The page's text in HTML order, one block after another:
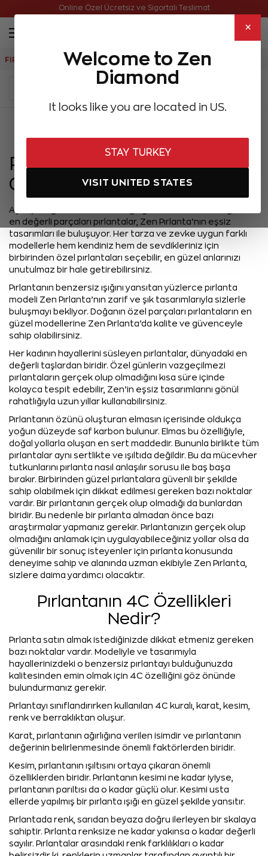
×
Welcome to Zen
Diamond
It looks like you are located in US.
STAY TURKEY
VISIT UNITED STATES
Online Özel Ücretsiz ve Sigortalı Teslimat
FIRSATLAR Aynı Gün Kargo Çok Satanlar Hediye Önerileri
Pırlantamın Gerçek Olup
Olmadığını Nasıl Anlarım?
Aşkın, sevginin ve sonsuz bağlılığın sembolü olan doğanın
en değerli parçaları pırlantalar, Zen Pırlanta’nın eşsiz
tasarımları ile buluşuyor. Her tarza ve zevke uygun farklı
modellerle hem kendiniz hem de sevdikleriniz için
birbirinden özel pırlantaları seçebilir, en güzel anlarınızı
unutulmaz bir hale getirebilirsiniz.
Pırlantanın benzersiz ışığını yansıtan yüzlerce pırlanta
modeli Zen Pırlanta’nın zarif ve şık tasarımlarıyla sizlerle
buluşmayı bekliyor. Doğanın özel parçaları pırlantaların en
güzel modellerine Zen Pırlanta’da kalite ve güvenceyle
sahip olabilirsiniz.
Her kadının hayallerini süsleyen pırlantalar, dünyadaki en
değerli taşlardan biridir. Özel günlerin vazgeçilmezi
pırlantaların gerçek olup olmadığını kısa süre içinde
kolayca tespit edebilir, Zen’in eşsiz tasarımlarını gönül
rahatlığıyla uzun yıllar kullanabilirsiniz.
Pırlantanın özünü oluşturan elmasın içerisinde oldukça
yoğun düzeyde saf karbon bulunur. Elmas bu özelliğiyle,
doğal yollarla oluşan en sert maddedir. Bununla birlikte tüm
pırlantalar aynı sertlikte ve ışıltıda değildir. Bu da mücevher
tutkunlarını pırlanta nasıl anlaşılır sorusu ile baş başa
bırakır. Birbirinden güzel pırlantalara güvenli bir şekilde
sahip olabilmek için dikkat edilmesi gereken bazı noktalar
vardır. Bir pırlantanın gerçek olup olmadığı da bunlardan
biridir. Bu nedenle bir pırlanta almadan önce bazı
araştırmalar yapmanız gerekir. Pırlantanızın gerçek olup
olmadığını anlamak için uygulayabileceğiniz yollar olsa da
güvenilir bir sonuç isteyenler için pırlanta konusunda
deneyime sahip ve alanında uzman ekibiyle Zen Pırlanta,
sizlere daima yardımcı olacaktır.
Pırlantanın 4C Özellikleri
Nedir?
Pırlanta satın almak istediğinizde dikkat etmeniz gereken
bazı noktalar vardır. Modeliyle ve tasarımıyla
hayallerinizdeki o benzersiz pırlantayı bulduğunuzda
kalitesinden emin olmak için 4C özelliğini göz önünde
bulundurmanız gerekir.
Pırlantayı sınıflandırırken kullanılan 4C kuralı, karat, kesim,
renk ve berraklıktan oluşur.
Karat, pırlantanın ağırlığına verilen isimdir ve pırlantanın
değerinin belirlenmesinde önemli faktörlerden biridir.
Kesim, pırlantanın ışıltısını ortaya çıkaran önemli
özelliklerden biridir. Pırlantanın kesimi ne kadar iyiyse,
pırlantanın parıltısı da o kadar güçlü olur. Kesimi usta
ellerde yapılmış bir pırlanta ışığı en güzel şekilde yansıtır.
Pırlantada renk, sarıdan beyaza doğru ilerleyen bir skalaya
sahiptir. Pırlanta renksize ne kadar yakınsa o kadar değerli
sayılır. Pırlantalar arasındaki renk farklılıkları o kadar